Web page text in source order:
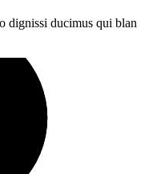
dignissi ducimus qui blan